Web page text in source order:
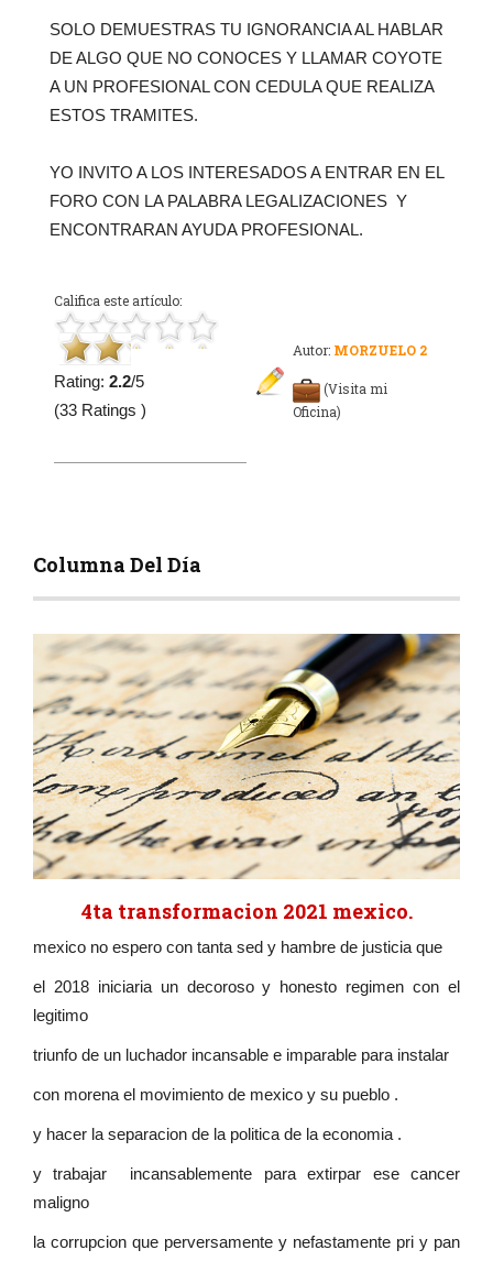
SOLO DEMUESTRAS TU IGNORANCIA AL HABLAR
DE ALGO QUE NO CONOCES Y LLAMAR COYOTE
A UN PROFESIONAL CON CEDULA QUE REALIZA
ESTOS TRAMITES.
YO INVITO A LOS INTERESADOS A ENTRAR EN EL
FORO CON LA PALABRA LEGALIZACIONES Y
ENCONTRARAN AYUDA PROFESIONAL.
Califica este artículo:
Rating: 2.2/5
(33 Ratings )
Autor: MORZUELO 2
(Visita mi
Oficina)
Columna Del Día
4ta transformacion 2021 mexico.
mexico no espero con tanta sed y hambre de justicia que
el 2018 iniciaria un decoroso y honesto regimen con el
legitimo
triunfo de un luchador incansable e imparable para instalar
con morena el movimiento de mexico y su pueblo .
y hacer la separacion de la politica de la economia .
y trabajar incansablemente para extirpar ese cancer
maligno
la corrupcion que perversamente y nefastamente pri y pan